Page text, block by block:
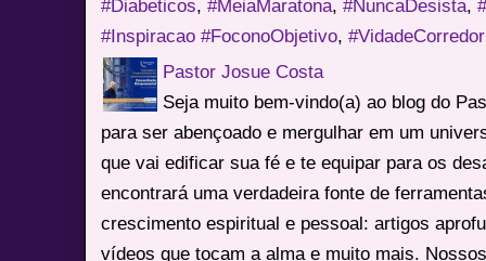
#Diabeticos,#MeiaMaratona,#NuncaDesista,
#Inspiracao #FoconoObjetivo,#VidadeCorredor
Pastor Josue Costa
Seja muito bem-vindo(a) ao blog do
para ser abençoado e mergulhar em um
que vai edificar sua fé e te equipar para os
encontrará uma verdadeira fonte de
crescimento espiritual e pessoal: artigos
vídeos que tocam a alma e muito mais.